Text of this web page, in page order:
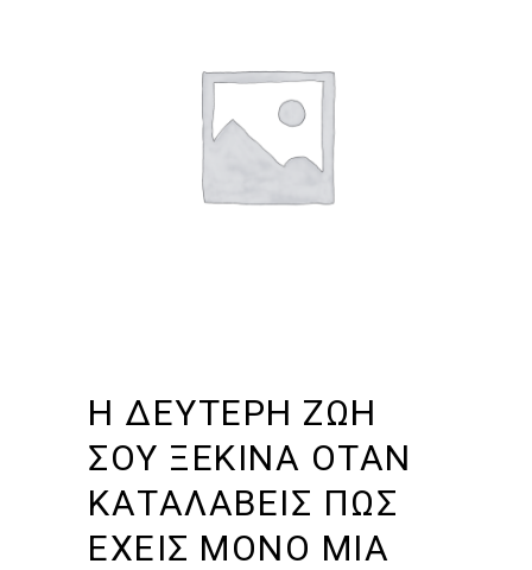
Η ΔΕΥΤΕΡΗ ΖΩΗ
ΣΟΥ ΞΕΚΙΝΑ ΟΤΑΝ
ΚΑΤΑΛΑΒΕΙΣ ΠΩΣ
ΕΧΕΙΣ ΜΟΝΟ ΜΙΑ